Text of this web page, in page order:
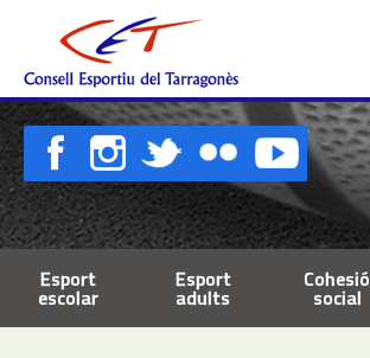
Esport
escolar
Esport
adults
Cohesió
social